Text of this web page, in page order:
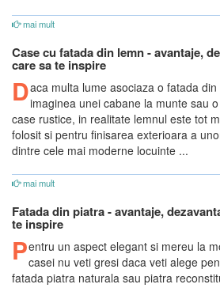
mai mult
Case cu fatada din lemn - avantaje,
care sa te inspire
Daca multa lume asociaza o fatada din
imaginea unei cabane la munte sau
case rustice, in realitate lemnul este tot
folosit si pentru finisarea exterioara a
dintre cele mai moderne locuinte ...
mai mult
Fatada din piatra - avantaje,
te inspire
Pentru un aspect elegant si mereu la
casei nu veti gresi daca veti alege
fatada piatra naturala sau piatra